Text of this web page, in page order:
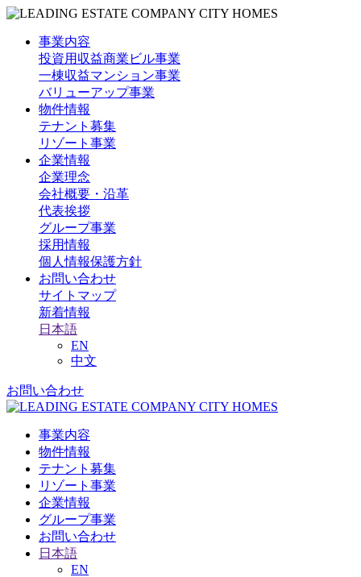
事業内容
投資用収益商業ビル事業
一棟収益マンション事業
バリューアップ事業
物件情報
テナント募集
リゾート事業
企業情報
企業理念
会社概要・沿革
代表挨拶
グループ事業
採用情報
個人情報保護方針
お問い合わせ
サイトマップ
新着情報
日本語
EN
中文
お問い合わせ
事業内容
物件情報
テナント募集
リゾート事業
企業情報
グループ事業
お問い合わせ
日本語
EN